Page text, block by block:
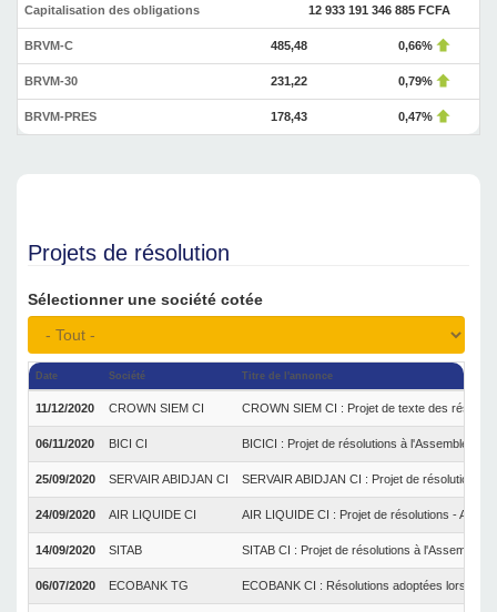
Capitalisation des obligations 12 933 191 346 885 FCFA
BRVM-C 485,48 0,66%
BRVM-30 231,22 0,79%
BRVM-PRES 178,43 0,47%
Projets de résolution
Sélectionner une société cotée
Date Société Titre de l'annonce
11/12/2020 CROWN SIEM CI CROWN SIEM CI : Projet de texte des
06/11/2020 BICI CI BICICI : Projet de résolutions à l'Assemblée
25/09/2020 SERVAIR ABIDJAN CI SERVAIR ABIDJAN CI : Projet de résolutions
24/09/2020 AIR LIQUIDE CI AIR LIQUIDE CI : Projet de résolutions -
14/09/2020 SITAB SITAB CI : Projet de résolutions à l'Assemblée
06/07/2020 ECOBANK TG ECOBANK CI : Résolutions adoptées lors de